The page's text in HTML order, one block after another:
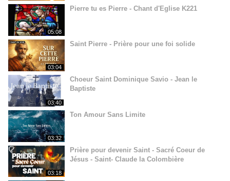
05:08
Pierre tu es Pierre - Chant d'Eglise K221
03:04
Saint Pierre - Prière pour une foi solide
03:40
Choeur Saint Dominique Savio - Jean le
Baptiste
03:32
Ton Amour Sans Limite
03:18
Prière pour devenir Saint - Sacré Coeur de
Jésus - Saint- Claude la Colombière